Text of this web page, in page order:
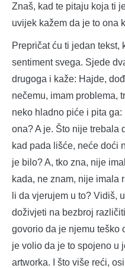
Znaš, kad te pitaju koja ti
uvijek kažem da je to ona
Prepričat ću ti jedan tekst,
sentiment svega. Sjede
drugoga i kaže: Hajde,
nečemu, imam problema,
neko hladno piće i pita
ona? A je. Što nije trebala
kad pada lišće, neće doći
je bilo? A, tko zna, nije
kada, ne znam, nije imala
li da vjerujem u to? Vidiš,
doživjeti na bezbroj
govorio da je njemu teško
je volio da je to spojeno u
artworka. I što više reći,